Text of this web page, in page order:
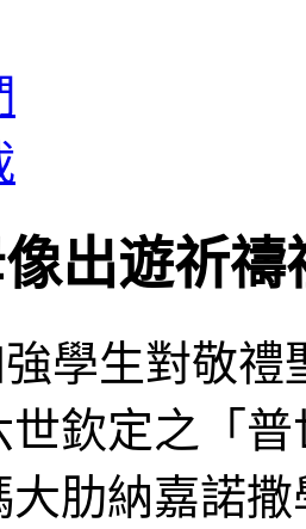
出遊祈禱
對敬禮聖
世欽定之「
大肋納嘉諾